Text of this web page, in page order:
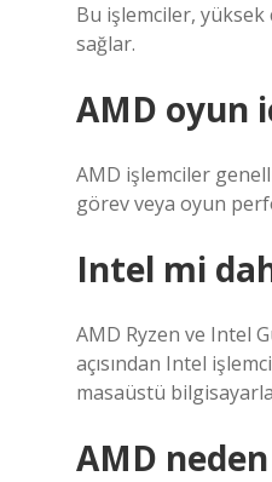
Bu işlemciler,
sağlar.
AMD oyun
AMD işlemciler
görev veya oyun
Intel mi
AMD Ryzen ve Intel
açısından Intel
masaüstü
AMD